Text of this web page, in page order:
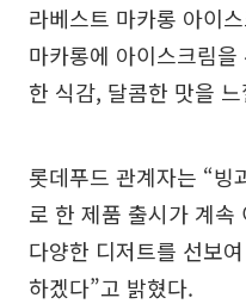
라베스트 마카롱 아이
마카롱에 아이스크림
한 식감, 달콤한 맛을
롯데푸드 관계자는 “빙
로 한 제품 출시가 계속
다양한 디저트를 선보
하겠다”고 밝혔다.